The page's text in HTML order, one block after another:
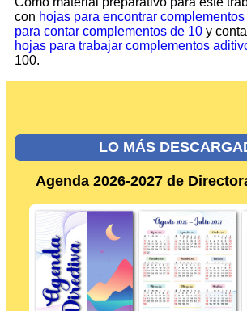
con hojas para encontrar
para contar complementos de 10 y
hojas para trabajar complementos
100.
LO MÁS
Agenda 2026-2027 de